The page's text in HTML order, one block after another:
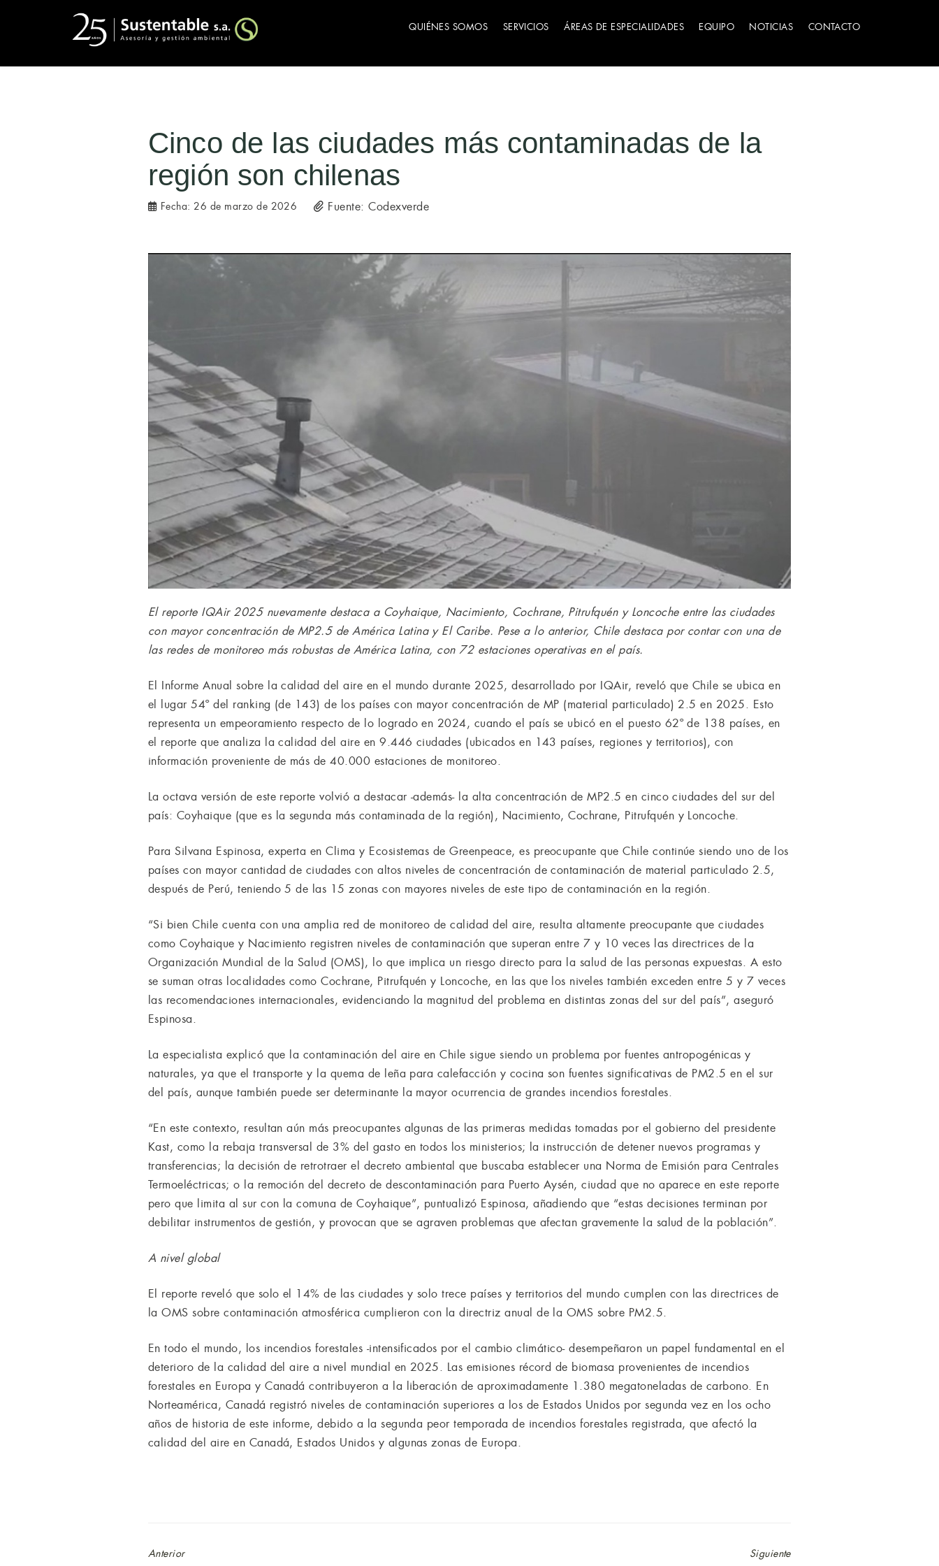
QUIÉNES SOMOS SERVICIOS ÁREAS DE ESPECIALIDADES EQUIPO NOTICIAS CONTACTO
Cinco de las ciudades más contaminadas de la
región son chilenas
Fecha: 26 de marzo de 2026 Fuente: Codexverde
El reporte IQAir 2025 nuevamente destaca a Coyhaique, Nacimiento, Cochrane, Pitrufquén y Loncoche entre las ciudades
con mayor concentración de MP2.5 de América Latina y El Caribe. Pese a lo anterior, Chile destaca por contar con una de
las redes de monitoreo más robustas de América Latina, con 72 estaciones operativas en el país.
El Informe Anual sobre la calidad del aire en el mundo durante 2025, desarrollado por IQAir, reveló que Chile se ubica en
el lugar 54º del ranking (de 143) de los países con mayor concentración de MP (material particulado) 2.5 en 2025. Esto
representa un empeoramiento respecto de lo logrado en 2024, cuando el país se ubicó en el puesto 62º de 138 países, en
el reporte que analiza la calidad del aire en 9.446 ciudades (ubicados en 143 países, regiones y territorios), con
información proveniente de más de 40.000 estaciones de monitoreo.
La octava versión de este reporte volvió a destacar -además- la alta concentración de MP2.5 en cinco ciudades del sur del
país: Coyhaique (que es la segunda más contaminada de la región), Nacimiento, Cochrane, Pitrufquén y Loncoche.
Para Silvana Espinosa, experta en Clima y Ecosistemas de Greenpeace, es preocupante que Chile continúe siendo uno de los
países con mayor cantidad de ciudades con altos niveles de concentración de contaminación de material particulado 2.5,
después de Perú, teniendo 5 de las 15 zonas con mayores niveles de este tipo de contaminación en la región.
“Si bien Chile cuenta con una amplia red de monitoreo de calidad del aire, resulta altamente preocupante que ciudades
como Coyhaique y Nacimiento registren niveles de contaminación que superan entre 7 y 10 veces las directrices de la
Organización Mundial de la Salud (OMS), lo que implica un riesgo directo para la salud de las personas expuestas. A esto
se suman otras localidades como Cochrane, Pitrufquén y Loncoche, en las que los niveles también exceden entre 5 y 7 veces
las recomendaciones internacionales, evidenciando la magnitud del problema en distintas zonas del sur del país”, aseguró
Espinosa.
La especialista explicó que la contaminación del aire en Chile sigue siendo un problema por fuentes antropogénicas y
naturales, ya que el transporte y la quema de leña para calefacción y cocina son fuentes significativas de PM2.5 en el sur
del país, aunque también puede ser determinante la mayor ocurrencia de grandes incendios forestales.
“En este contexto, resultan aún más preocupantes algunas de las primeras medidas tomadas por el gobierno del presidente
Kast, como la rebaja transversal de 3% del gasto en todos los ministerios; la instrucción de detener nuevos programas y
transferencias; la decisión de retrotraer el decreto ambiental que buscaba establecer una Norma de Emisión para Centrales
Termoeléctricas; o la remoción del decreto de descontaminación para Puerto Aysén, ciudad que no aparece en este reporte
pero que limita al sur con la comuna de Coyhaique”, puntualizó Espinosa, añadiendo que “estas decisiones terminan por
debilitar instrumentos de gestión, y provocan que se agraven problemas que afectan gravemente la salud de la población”.
A nivel global
El reporte reveló que solo el 14% de las ciudades y solo trece países y territorios del mundo cumplen con las directrices de
la OMS sobre contaminación atmosférica cumplieron con la directriz anual de la OMS sobre PM2.5.
En todo el mundo, los incendios forestales -intensificados por el cambio climático- desempeñaron un papel fundamental en el
deterioro de la calidad del aire a nivel mundial en 2025. Las emisiones récord de biomasa provenientes de incendios
forestales en Europa y Canadá contribuyeron a la liberación de aproximadamente 1.380 megatoneladas de carbono. En
Norteamérica, Canadá registró niveles de contaminación superiores a los de Estados Unidos por segunda vez en los ocho
años de historia de este informe, debido a la segunda peor temporada de incendios forestales registrada, que afectó la
calidad del aire en Canadá, Estados Unidos y algunas zonas de Europa.
Anterior Siguiente